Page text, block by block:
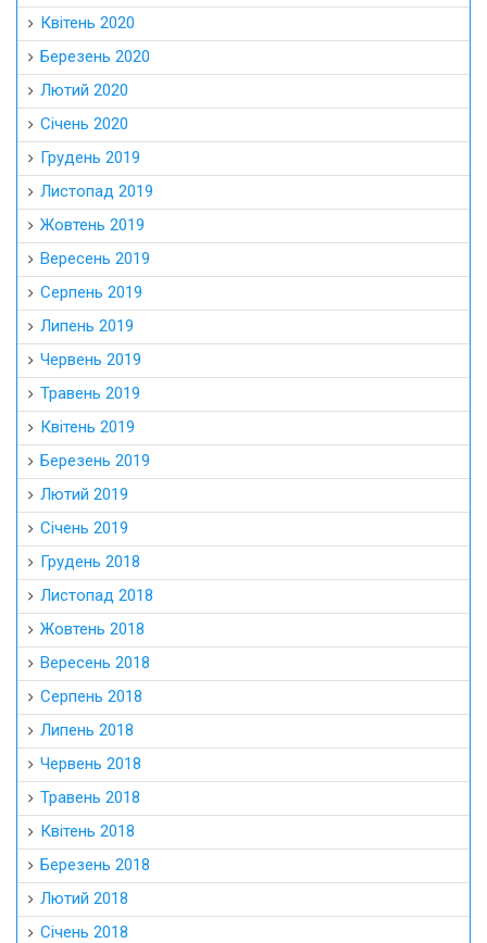
Квітень 2020
Березень 2020
Лютий 2020
Січень 2020
Грудень 2019
Листопад 2019
Жовтень 2019
Вересень 2019
Серпень 2019
Липень 2019
Червень 2019
Травень 2019
Квітень 2019
Березень 2019
Лютий 2019
Січень 2019
Грудень 2018
Листопад 2018
Жовтень 2018
Вересень 2018
Серпень 2018
Липень 2018
Червень 2018
Травень 2018
Квітень 2018
Березень 2018
Лютий 2018
Січень 2018